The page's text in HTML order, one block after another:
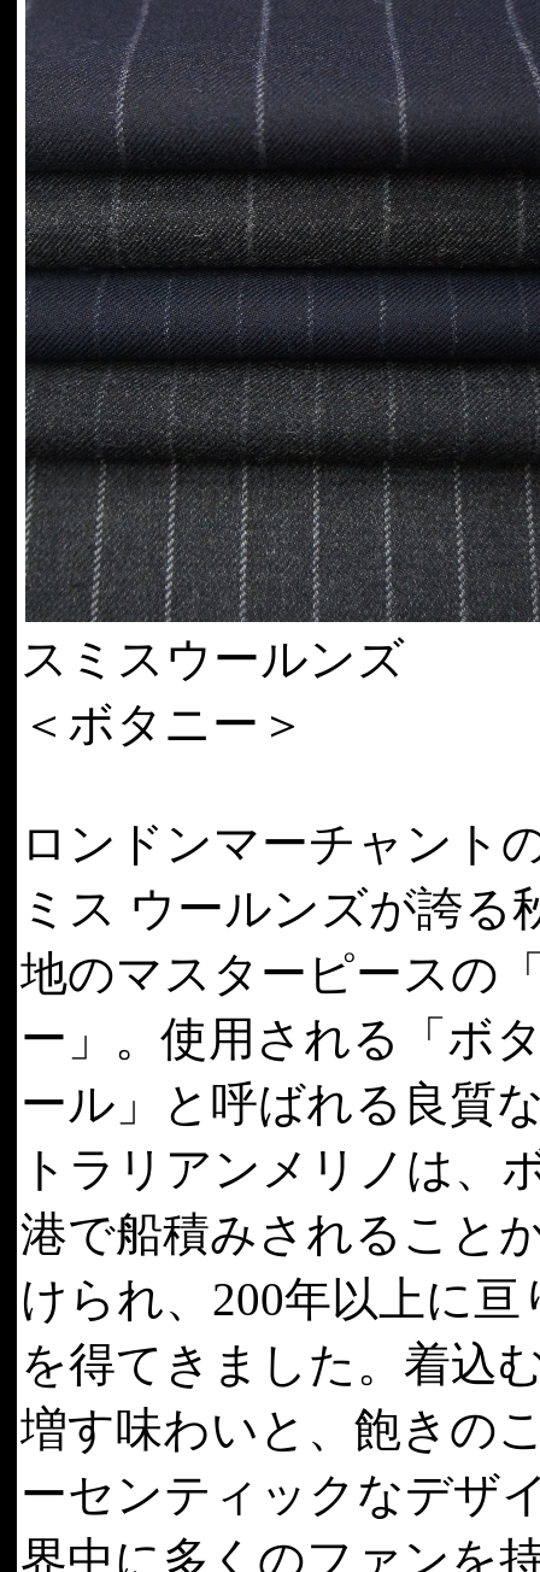
スミスウールンズ
＜ボタニー＞
ロンドンマーチャント
ミス ウールンズが誇る
地のマスターピースの
ー」。使用される「ボ
ール」と呼ばれる良質
トラリアンメリノは、
港で船積みされること
けられ、200年以上に亘
を得てきました。着込
増す味わいと、飽きの
ーセンティックなデザ
界中に多くのファンを